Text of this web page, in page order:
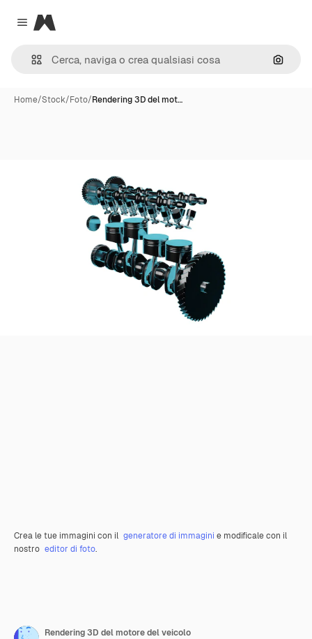
Close menu
Magnific
Cerca
Home/Stock/Foto/Rendering 3D del mot…
Crea le tue immagini con il generatore di immagini e modificale con il
nostro editor di foto.
Rendering 3D del motore del veicolo